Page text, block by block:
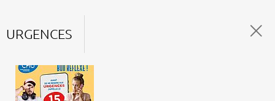
URGENCES